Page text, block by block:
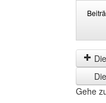
der
Zeit
by
Gehe